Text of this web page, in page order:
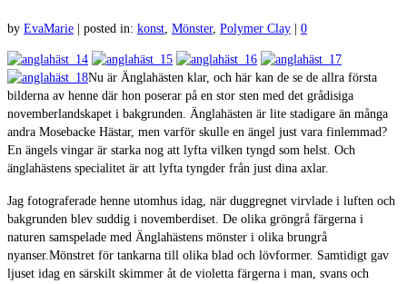
by EvaMarie posted in: konst, Mönster, Polymer Clay 0
Nu är Änglahästen klar, och här kan de se de allra första
bilderna av henne där hon poserar på en stor sten med det grådisiga
novemberlandskapet i bakgrunden. Änglahästen är lite stadigare än många
andra Mosebacke Hästar, men varför skulle en ängel just vara finlemmad?
En ängels vingar är starka nog att lyfta vilken tyngd som helst. Och
änglahästens specialitet är att lyfta tyngder från just dina axlar.
Jag fotograferade henne utomhus idag, när duggregnet virvlade i luften och
bakgrunden blev suddig i novemberdiset. De olika gröngrå färgerna i
naturen samspelade med Änglahästens mönster i olika brungrå
nyanser.Mönstret för tankarna till olika blad och lövformer. Samtidigt gav
ljuset idag en särskilt skimmer åt de violetta färgerna i man, svans och